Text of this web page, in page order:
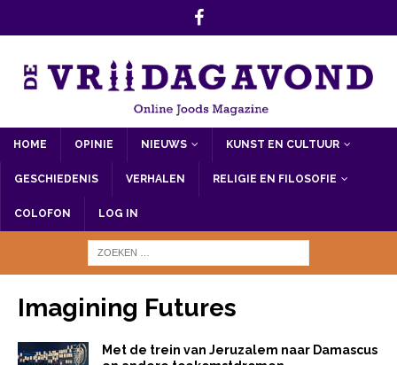
HOME OPINIE NIEUWS KUNST EN CULTUUR
GESCHIEDENIS VERHALEN RELIGIE EN FILOSOFIE
COLOFON LOG IN
Imagining Futures
Met de trein van Jeruzalem naar Damascus